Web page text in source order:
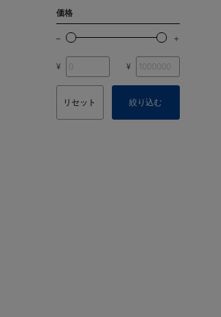
価格
¥ ¥
リセット 絞り込む